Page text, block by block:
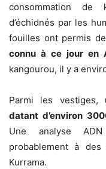
consommation de
d’échidnés par les
fouilles ont permis
connu à ce jour en
kangourou, il y a
Parmi les vestiges,
datant d’environ
Une analyse
probablement à
Kurrama.